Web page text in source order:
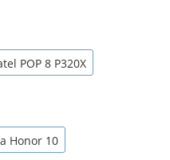
POP 8 P320X
Honor 10